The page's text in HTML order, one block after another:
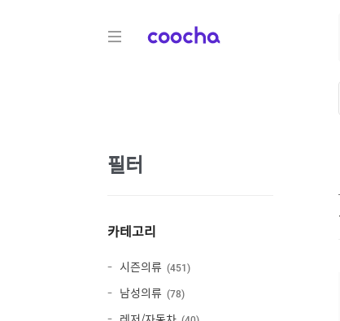
COOCHA
필터
카테고리
시즌의류 451
남성의류 78